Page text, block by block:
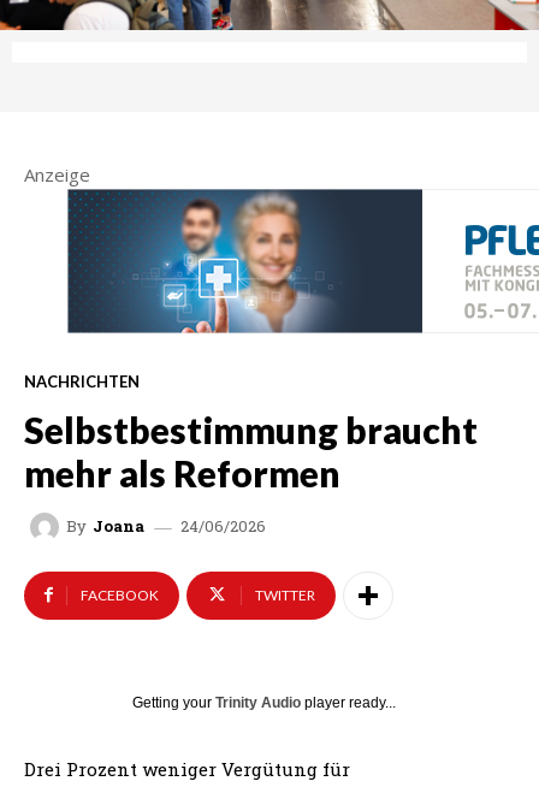
Anzeige
NACHRICHTEN
Selbstbestimmung braucht
mehr als Reformen
By Joana 24/06/2026
FACEBOOK TWITTER
Getting your Trinity Audio player ready...
Drei Prozent weniger Vergütung für